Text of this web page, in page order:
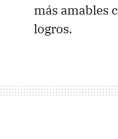
más amables
logros.